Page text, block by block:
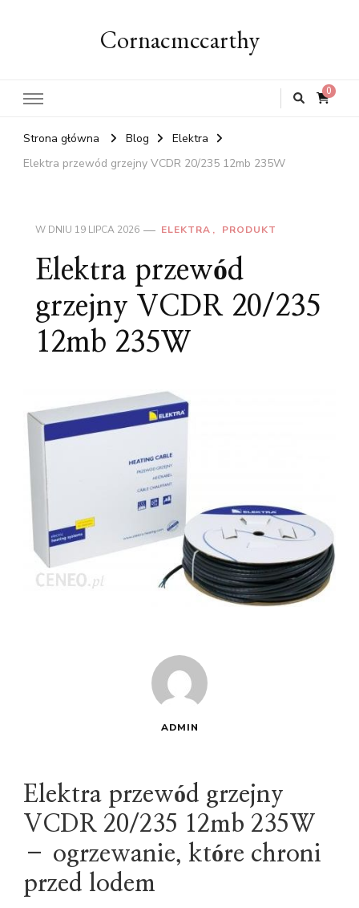
Cornacmccarthy
0
Strona główna Blog
Elektra
Elektra przewód grzejny VCDR 20/235 12mb 235W
W DNIU 19 LIPCA 2026 ELEKTRA PRODUKT
Elektra przewód
grzejny VCDR 20/235
12mb 235W
ADMIN
Elektra przewód grzejny
VCDR 20/235 12mb 235W
– ogrzewanie, które chroni
przed lodem